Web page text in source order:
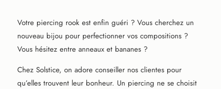
Votre piercing rook est enfin guéri ? Vous cherchez un
nouveau bijou pour perfectionner vos compositions ?
Vous hésitez entre anneaux et bananes ?
Chez Solstice, on adore conseiller nos clientes pour
qu’elles trouvent leur bonheur. Un piercing ne se choisit